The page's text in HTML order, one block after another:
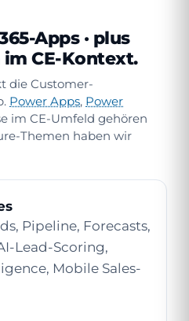
Apps · plus
CE-Kontext.
die Customer-
Power Apps, Power
im CE-Umfeld gehören
Themen haben wir
Pipeline, Forecasts,
Lead-Scoring,
Mobile Sales-